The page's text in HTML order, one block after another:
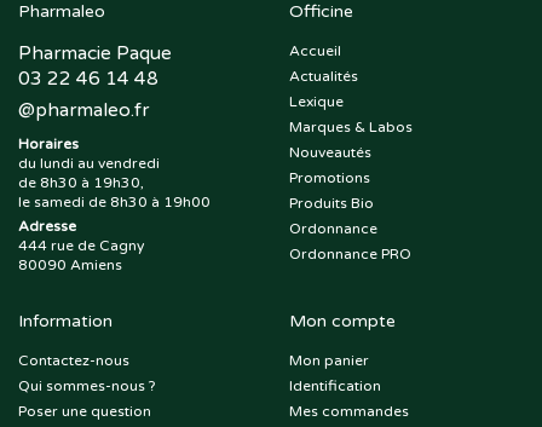
Pharmaleo
Pharmacie Paque
03 22 46 14 48
@pharmaleo.fr
Horaires
du lundi au vendredi
de 8h30 à 19h30,
le samedi de 8h30 à 19h00
Adresse
444 rue de Cagny
80090 Amiens
Officine
Accueil
Actualités
Lexique
Marques & Labos
Nouveautés
Promotions
Produits Bio
Ordonnance
Ordonnance PRO
Information
Contactez-nous
Qui sommes-nous ?
Poser une question
Mon compte
Mon panier
Identification
Mes commandes